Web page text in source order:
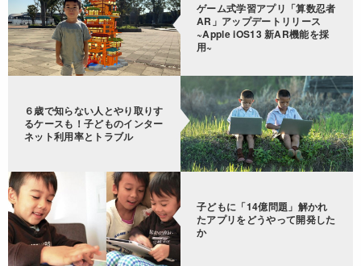
ゲーム式学習アプリ「算数忍者
AR」アップデートリリース
~Apple iOS13 新AR機能を採
用~
６歳で知らない人とやり取りす
るケースも！子どものインター
ネット利用率とトラブル
子どもに「14億問題」解かれ
たアプリをどうやって開発した
か